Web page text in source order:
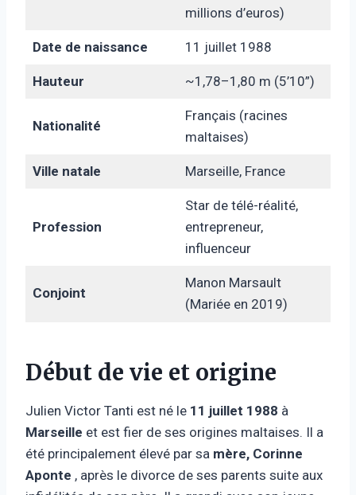
millions d’euros)
Date de naissance 11 juillet 1988
Hauteur ~1,78–1,80 m (5’10”)
Nationalité
Français (racines
maltaises)
Ville natale Marseille, France
Profession
Star de télé-réalité,
entrepreneur,
influenceur
Conjoint
Manon Marsault
(Mariée en 2019)
Début de vie et origine
Julien Victor Tanti est né le 11 juillet 1988 à
Marseille et est fier de ses origines maltaises. Il a
été principalement élevé par sa mère, Corinne
Aponte , après le divorce de ses parents suite aux